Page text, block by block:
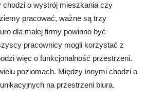
chodzi o wystrój mieszkania czy
pracować, ważne są trzy
dla małej firmy powinno być
pracownicy mogli korzystać z
więc o funkcjonalność przestrzeni.
poziomach. Między innymi chodzi o
na przestrzeni biura.